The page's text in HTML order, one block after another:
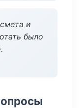
и
было